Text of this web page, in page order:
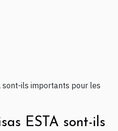
sont-ils importants pour les
ESTA sont-ils